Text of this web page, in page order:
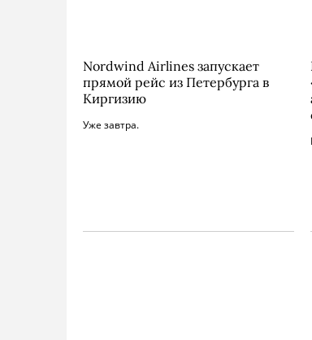
Nordwind Airlines запускает
прямой рейс из Петербурга в
Киргизию
Уже завтра.